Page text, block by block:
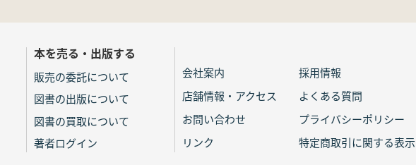
本を売る・出版する
販売の委託について
図書の出版について
図書の買取について
著者ログイン
会社案内
採用情報
店舗情報・アクセス
よくある質問
お問い合わせ
プライバシーポリシー
リンク
特定商取引に関する表示